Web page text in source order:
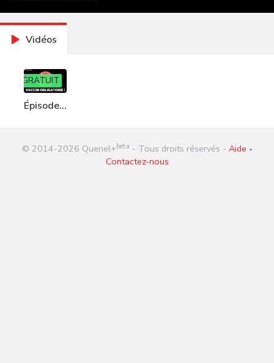
Vidéos
GRATUIT
Épisode
obligatoire
© 2014-2026 Quenel+ beta - Tous droits réservés - Aide •
Contactez-nous